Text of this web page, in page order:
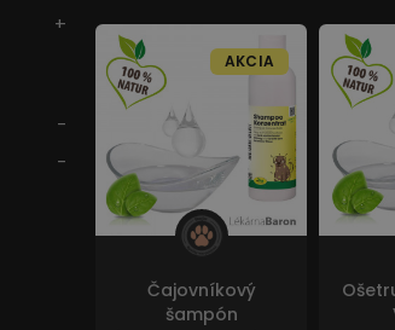
Čajovníkový
šampón
AKCIA